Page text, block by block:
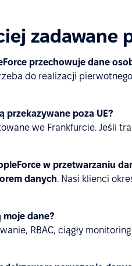
zadawane
przechowuje dane
do realizacji
przekazywane poza UE?
we Frankfurcie. Jeśli
w przetwarzaniu
danych. Nasi klienci
moje dane?
RBAC, ciągły